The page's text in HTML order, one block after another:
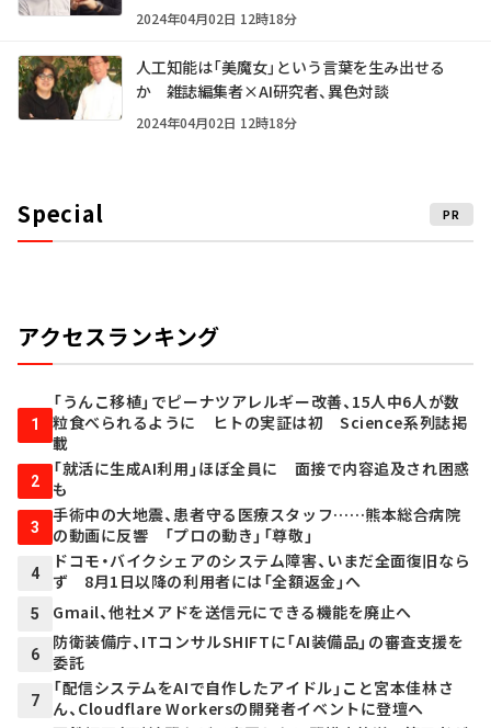
2024年04月02日 12時18分
人工知能は「美魔女」という言葉を生み出せる
か 雑誌編集者×AI研究者、異色対談
2024年04月02日 12時18分
Special PR
アクセスランキング
1
「うんこ移植」でピーナツアレルギー改善、15人中6人が数
粒食べられるように ヒトの実証は初 Science系列誌掲
載
2
「就活に生成AI利用」ほぼ全員に 面接で内容追及され困惑
も
3
手術中の大地震、患者守る医療スタッフ……熊本総合病院
の動画に反響 「プロの動き」「尊敬」
4
ドコモ・バイクシェアのシステム障害、いまだ全面復旧なら
ず 8月1日以降の利用者には「全額返金」へ
5 Gmail、他社メアドを送信元にできる機能を廃止へ
6
防衛装備庁、ITコンサルSHIFTに「AI装備品」の審査支援を
委託
7
「配信システムをAIで自作したアイドル」こと宮本佳林さ
ん、Cloudflare Workersの開発者イベントに登壇へ